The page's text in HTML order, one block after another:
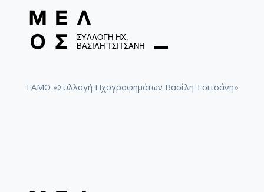
ΤΑΜΟ «Συλλογή Ηχογραφημάτων Βασίλη Τσιτσάνη»